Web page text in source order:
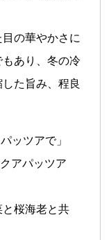
の華やかさに
あり、冬の冷
た旨み、程良
ッツアで」
アパッツア
桜海老と共